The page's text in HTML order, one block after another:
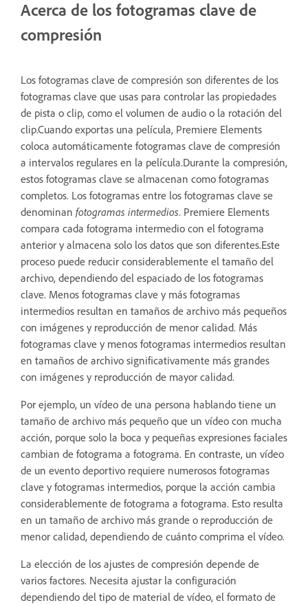
Acerca de los fotogramas clave de
compresión
Los fotogramas clave de compresión son diferentes de los
fotogramas clave que usas para controlar las propiedades
de pista o clip, como el volumen de audio o la rotación del
clip.Cuando exportas una película, Premiere Elements
coloca automáticamente fotogramas clave de compresión
a intervalos regulares en la película.Durante la compresión,
estos fotogramas clave se almacenan como fotogramas
completos. Los fotogramas entre los fotogramas clave se
denominan fotogramas intermedios. Premiere Elements
compara cada fotograma intermedio con el fotograma
anterior y almacena solo los datos que son diferentes.Este
proceso puede reducir considerablemente el tamaño del
archivo, dependiendo del espaciado de los fotogramas
clave. Menos fotogramas clave y más fotogramas
intermedios resultan en tamaños de archivo más pequeños
con imágenes y reproducción de menor calidad. Más
fotogramas clave y menos fotogramas intermedios resultan
en tamaños de archivo significativamente más grandes
con imágenes y reproducción de mayor calidad.
Por ejemplo, un vídeo de una persona hablando tiene un
tamaño de archivo más pequeño que un vídeo con mucha
acción, porque solo la boca y pequeñas expresiones faciales
cambian de fotograma a fotograma. En contraste, un vídeo
de un evento deportivo requiere numerosos fotogramas
clave y fotogramas intermedios, porque la acción cambia
considerablemente de fotograma a fotograma. Esto resulta
en un tamaño de archivo más grande o reproducción de
menor calidad, dependiendo de cuánto comprima el vídeo.
La elección de los ajustes de compresión depende de
varios factores. Necesita ajustar la configuración
dependiendo del tipo de material de vídeo, el formato de